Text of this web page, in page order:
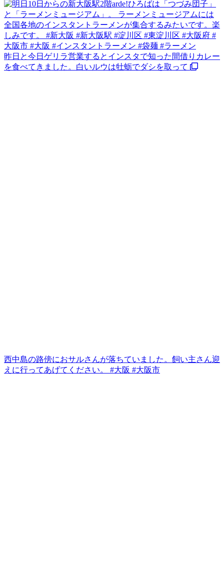
昨日と今日ゲリラ営業するとインスタで知った間借りカレー
を食べてきました。白いルウは牡蛎でダシを取って
西中島の路傍におサルさんが落ちていました。飼い主さん迎
えに行ってあげてください。 #大阪 #大阪市